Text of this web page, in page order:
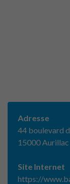
Adresse
44 boulevard
15000 Aurillac
Site Internet
https://